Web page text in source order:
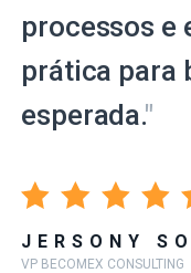
processos e
prática para
esperada."
JERSONY
VP BECOMEX CONSULTING